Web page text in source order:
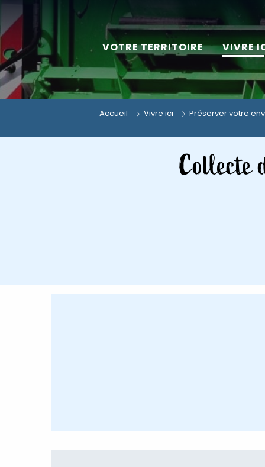
Aller
au
contenu
principal
VOTRE TERRITOIRE VIVRE
Accueil Vivre ici Préserver votre
Collecte